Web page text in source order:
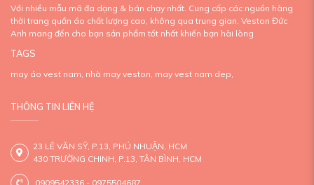
Với nhiều mẫu mã đa dạng & bán chạy nhất. Cung cấp các nguồn hàng
thời trang quần áo chất lượng cao, không qua trung gian. Veston Đức
Anh mang đến cho bạn sản phẩm tốt nhất khiến bạn hài lòng
TAGS
may áo vest nam, nhà may veston, may vest nam dep,
THÔNG TIN LIÊN HỆ
23 LÊ VĂN SỸ, P.13, PHÚ NHUẬN, HCM
430 TRƯỜNG CHINH, P.13, TÂN BÌNH, HCM
0909542336 - 0975504687